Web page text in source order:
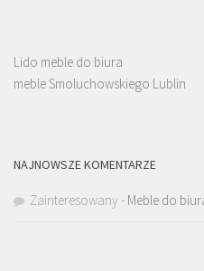
Lido meble do biura
meble Smoluchowskiego Lublin
NAJNOWSZE KOMENTARZE
Zainteresowany - Meble do